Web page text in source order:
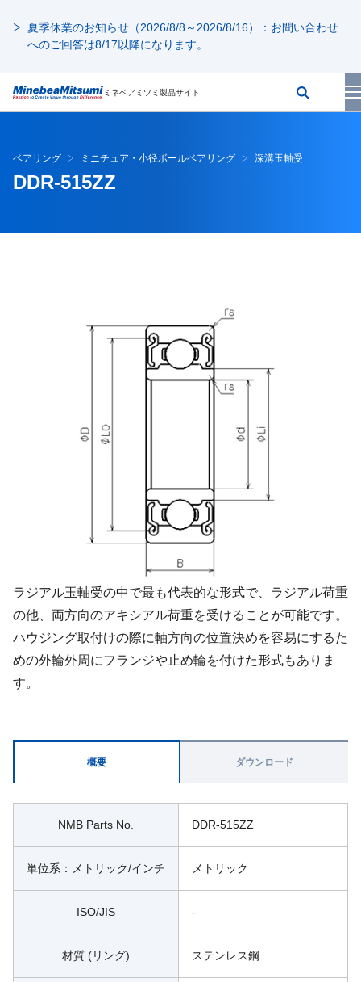
夏季休業のお知らせ（2026/8/8～2026/8/16）：お問い合わせ
へのご回答は8/17以降になります。
ミネベアミツミ製品サイト
ベアリング ミニチュア・小径ボールベアリング 深溝玉軸受
DDR-515ZZ
ラジアル玉軸受の中で最も代表的な形式で、ラジアル荷重
の他、両方向のアキシアル荷重を受けることが可能です。
ハウジング取付けの際に軸方向の位置決めを容易にするた
めの外輪外周にフランジや止め輪を付けた形式もありま
す。
概要
NMB Parts No. DDR-515ZZ
単位系：メトリック/インチ メトリック
ISO/JIS -
材質 (リング) ステンレス鋼
ダウンロード